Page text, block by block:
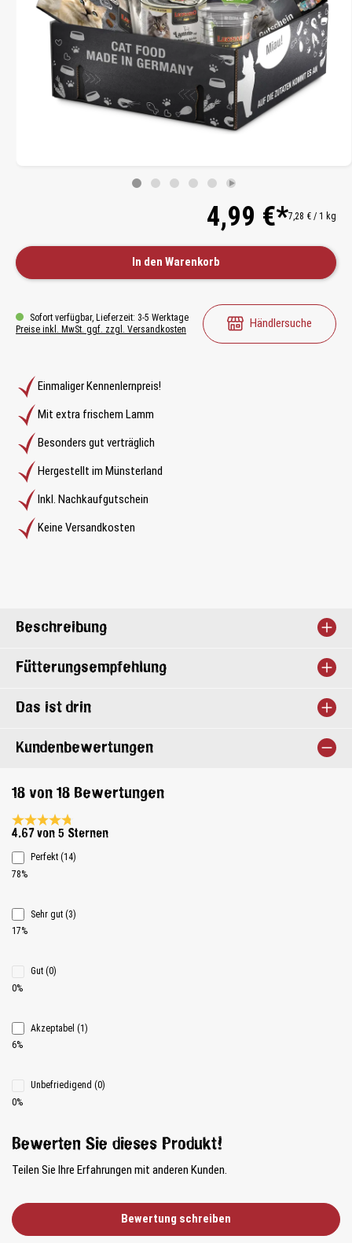
Einmaliger Kennenlernpreis!
Mit extra frischem Lamm
Besonders gut verträglich
Hergestellt im Münsterland
Inkl. Nachkaufgutschein
Keine Versandkosten
4,99 €*7,28 € / 1 kg
In den Warenkorb
Sofort verfügbar, Lieferzeit: 3-5 Werktage
Preise inkl. MwSt. ggf. zzgl. Versandkosten
Händlersuche
Beschreibung
Fütterungsempfehlung
Das ist drin
Kundenbewertungen
18 von 18 Bewertungen
Durchschnittliche Bewertung 4.6 von 5 Sternen
4.67 von 5 Sternen
Perfekt (14)
78%
Sehr gut (3)
17%
Gut (0)
0%
Akzeptabel (1)
6%
Unbefriedigend (0)
0%
Bewerten Sie dieses Produkt!
Teilen Sie Ihre Erfahrungen mit anderen Kunden.
Bewertung schreiben